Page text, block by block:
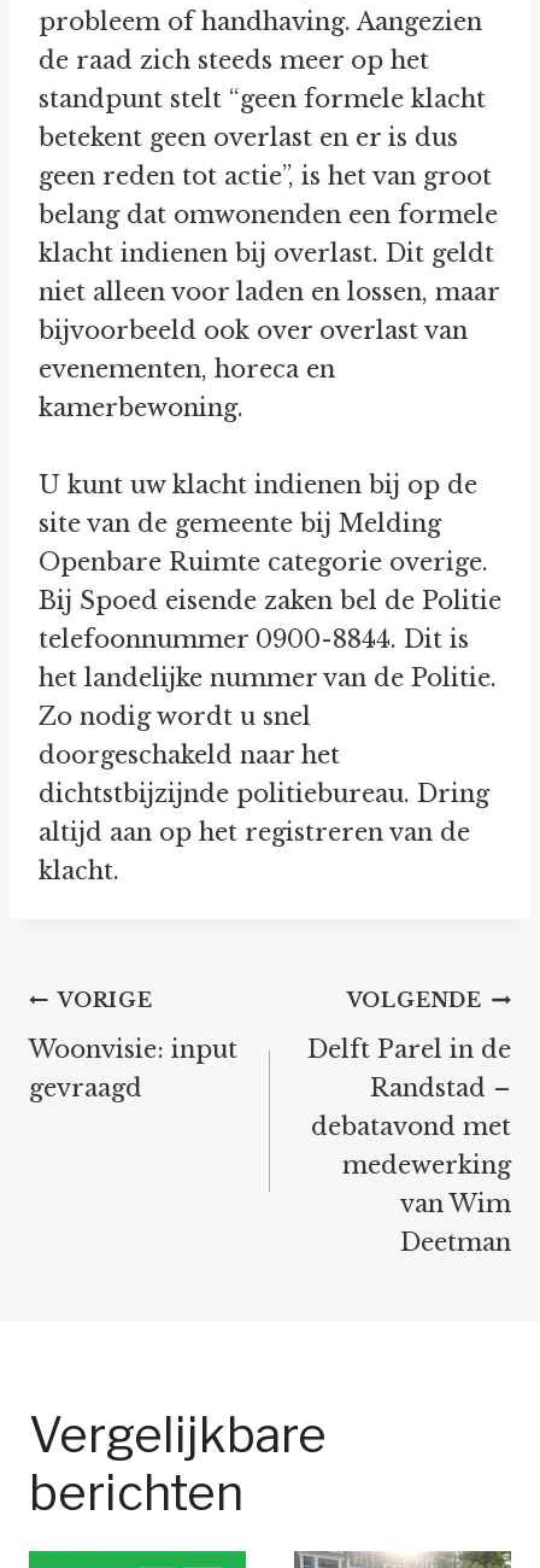
probleem of handhaving. Aangezien
de raad zich steeds meer op het
standpunt stelt “geen formele klacht
betekent geen overlast en er is dus
geen reden tot actie”, is het van groot
belang dat omwonenden een formele
klacht indienen bij overlast. Dit geldt
niet alleen voor laden en lossen, maar
bijvoorbeeld ook over overlast van
evenementen, horeca en
kamerbewoning.
U kunt uw klacht indienen bij op de
site van de gemeente bij Melding
Openbare Ruimte categorie overige.
Bij Spoed eisende zaken bel de Politie
telefoonnummer 0900-8844. Dit is
het landelijke nummer van de Politie.
Zo nodig wordt u snel
doorgeschakeld naar het
dichtstbijzijnde politiebureau. Dring
altijd aan op het registreren van de
klacht.
Bericht
navigatie
VORIGE
Woonvisie: input
gevraagd
VOLGENDE
Delft Parel in de
Randstad –
debatavond met
medewerking
van Wim
Deetman
Vergelijkbare
berichten